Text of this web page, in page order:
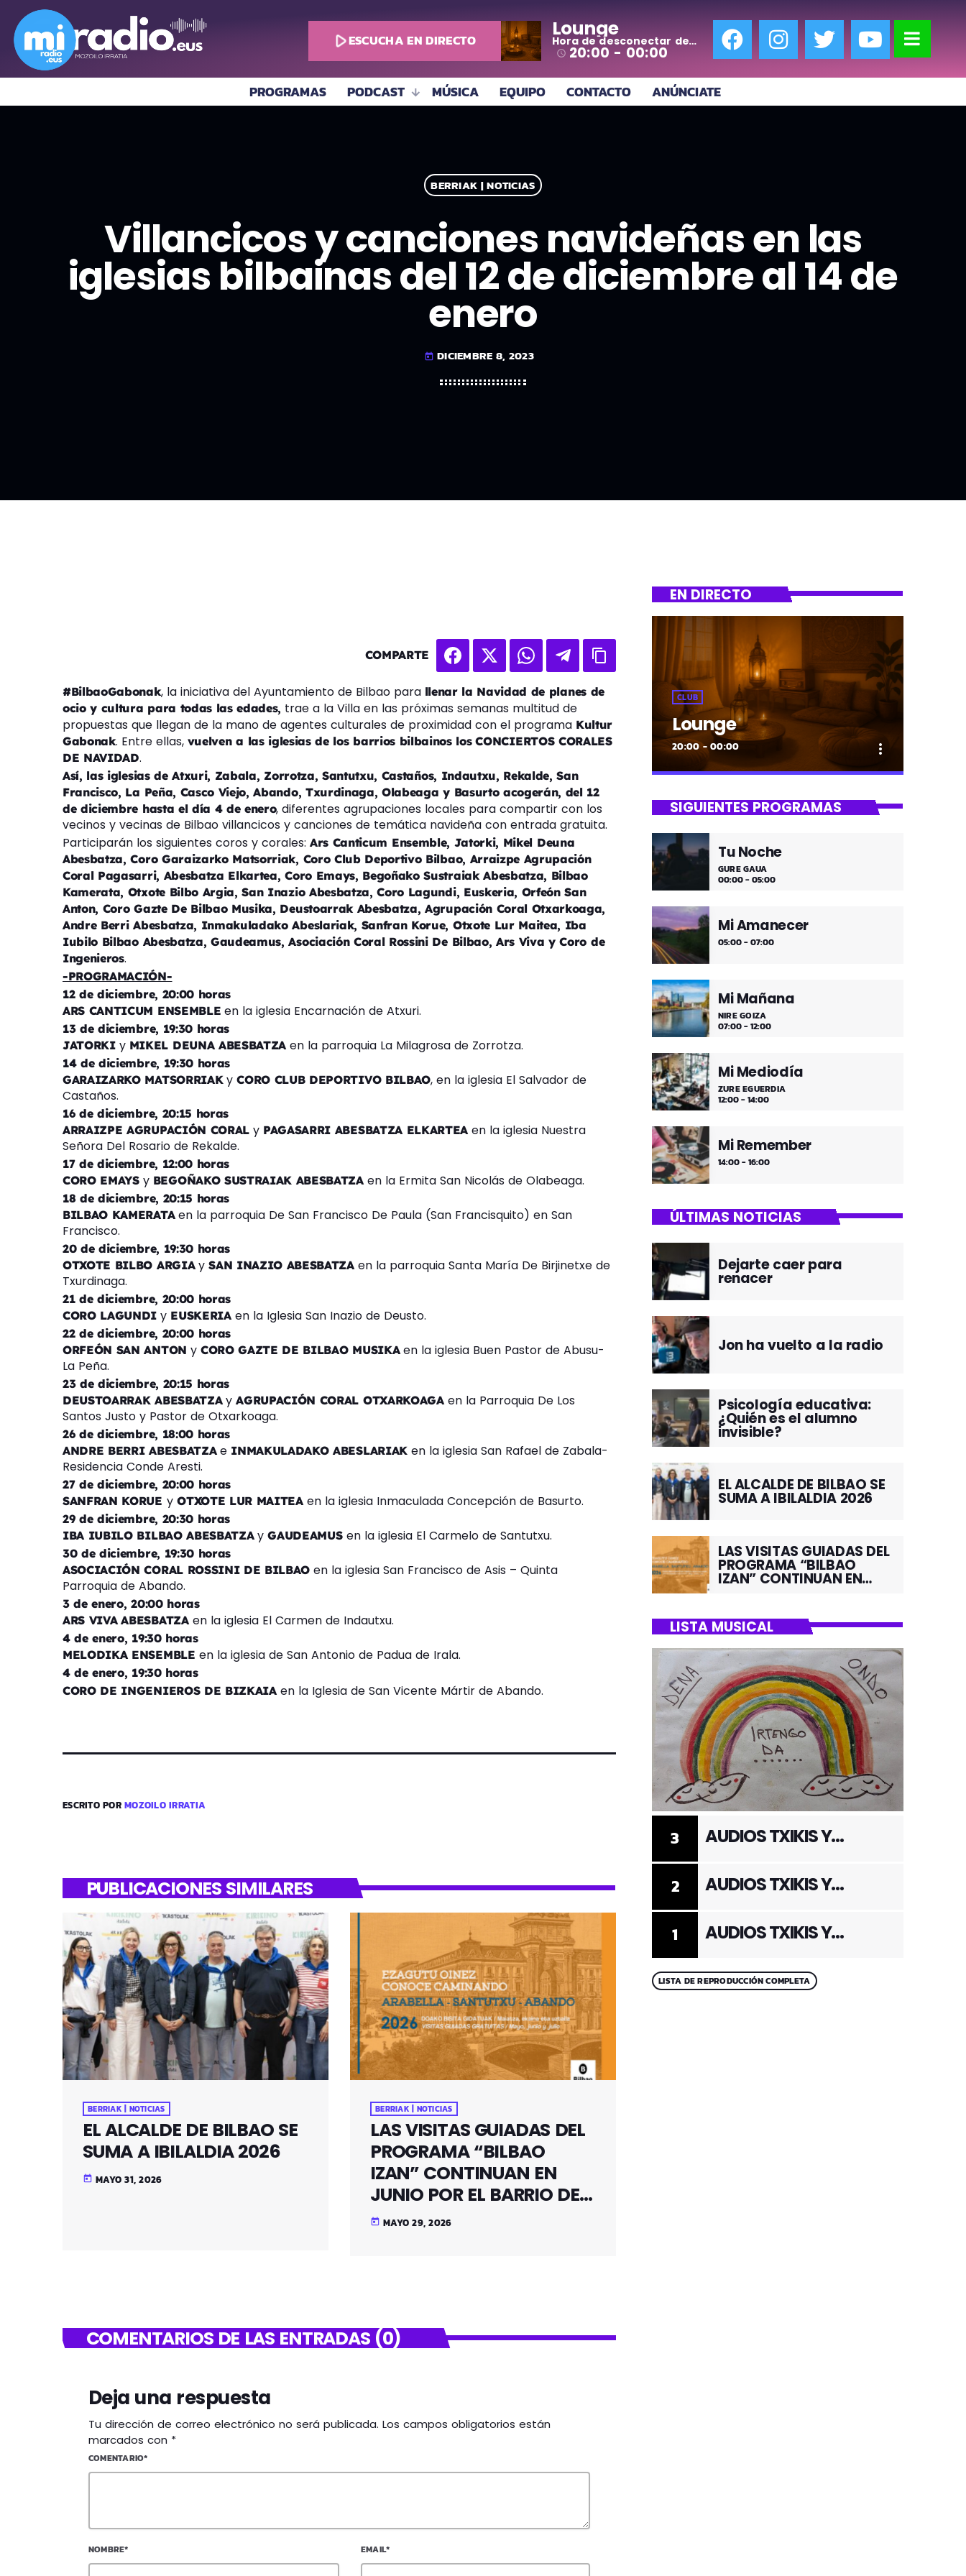
play_arrowESCUCHA EN DIRECTO Lounge
Hora de desconectar de
todo
access_time 20:00 - 00:00
PROGRAMAS PODCAST MÚSICA EQUIPO CONTACTO ANÚNCIATE
BERRIAK | NOTICIAS
Villancicos y canciones navideñas en las
iglesias bilbainas del 12 de diciembre al 14 de
enero
today DICIEMBRE 8, 2023
COMPARTE
#BilbaoGabonak, la iniciativa del Ayuntamiento de Bilbao para llenar la Navidad de planes de
ocio y cultura para todas las edades, trae a la Villa en las próximas semanas multitud de
propuestas que llegan de la mano de agentes culturales de proximidad con el programa Kultur
Gabonak. Entre ellas, vuelven a las iglesias de los barrios bilbainos los CONCIERTOS CORALES
DE NAVIDAD.
Así, las iglesias de Atxuri, Zabala, Zorrotza, Santutxu, Castaños, Indautxu, Rekalde, San
Francisco, La Peña, Casco Viejo, Abando, Txurdinaga, Olabeaga y Basurto acogerán, del 12
de diciembre hasta el día 4 de enero, diferentes agrupaciones locales para compartir con los
vecinos y vecinas de Bilbao villancicos y canciones de temática navideña con entrada gratuita.
Participarán los siguientes coros y corales: Ars Canticum Ensemble, Jatorki, Mikel Deuna
Abesbatza, Coro Garaizarko Matsorriak, Coro Club Deportivo Bilbao, Arraizpe Agrupación
Coral Pagasarri, Abesbatza Elkartea, Coro Emays, Begoñako Sustraiak Abesbatza, Bilbao
Kamerata, Otxote Bilbo Argia, San Inazio Abesbatza, Coro Lagundi, Euskeria, Orfeón San
Anton, Coro Gazte De Bilbao Musika, Deustoarrak Abesbatza, Agrupación Coral Otxarkoaga,
Andre Berri Abesbatza, Inmakuladako Abeslariak, Sanfran Korue, Otxote Lur Maitea, Iba
Iubilo Bilbao Abesbatza, Gaudeamus, Asociación Coral Rossini De Bilbao, Ars Viva y Coro de
Ingenieros.
-PROGRAMACIÓN-
12 de diciembre, 20:00 horas
ARS CANTICUM ENSEMBLE en la iglesia Encarnación de Atxuri.
13 de diciembre, 19:30 horas
JATORKIy MIKEL DEUNA ABESBATZA en la parroquia La Milagrosa de Zorrotza.
14 de diciembre, 19:30 horas
GARAIZARKO MATSORRIAKyCORO CLUB DEPORTIVO BILBAO, en la iglesia El Salvador de
Castaños.
16 de diciembre, 20:15 horas
ARRAIZPE AGRUPACIÓN CORAL y PAGASARRI ABESBATZA ELKARTEA en la iglesia Nuestra
Señora Del Rosario de Rekalde.
17 de diciembre, 12:00 horas
CORO EMAYSy BEGOÑAKO SUSTRAIAK ABESBATZAen la Ermita San Nicolás de Olabeaga.
18 de diciembre, 20:15 horas
BILBAO KAMERATAen la parroquia De San Francisco De Paula (San Francisquito) en San
Francisco.
20 de diciembre, 19:30 horas
OTXOTE BILBO ARGIAySAN INAZIO ABESBATZAen la parroquia Santa María De Birjinetxe de
Txurdinaga.
21 de diciembre, 20:00 horas
CORO LAGUNDI y EUSKERIAen la Iglesia San Inazio de Deusto.
22 de diciembre, 20:00 horas
ORFEÓN SAN ANTON y CORO GAZTE DE BILBAO MUSIKAen la iglesia Buen Pastor de Abusu-
La Peña.
23 de diciembre, 20:15 horas
DEUSTOARRAK ABESBATZAyAGRUPACIÓN CORAL OTXARKOAGAen la Parroquia De Los
Santos Justo y Pastor de Otxarkoaga.
26 de diciembre, 18:00 horas
ANDRE BERRI ABESBATZAe INMAKULADAKO ABESLARIAKen la iglesia San Rafael de Zabala-
Residencia Conde Aresti.
27 de diciembre, 20:00 horas
SANFRAN KORUE yOTXOTE LUR MAITEAen la iglesia Inmaculada Concepción de Basurto.
29 de diciembre, 20:30 horas
IBA IUBILO BILBAO ABESBATZAyGAUDEAMUSen la iglesia El Carmelo de Santutxu.
30 de diciembre, 19:30 horas
ASOCIACIÓN CORAL ROSSINI DE BILBAO en la iglesia San Francisco de Asis – Quinta
Parroquia de Abando.
3 de enero, 20:00 horas
ARS VIVA ABESBATZAen la iglesia El Carmen de Indautxu.
4 de enero, 19:30 horas
MELODIKA ENSEMBLE en la iglesia de San Antonio de Padua de Irala.
4 de enero, 19:30 horas
CORO DE INGENIEROS DE BIZKAIAen la Iglesia de San Vicente Mártir de Abando.
ESCRITO PORMOZOILO IRRATIA
PUBLICACIONES SIMILARES
BERRIAK | NOTICIAS
EL ALCALDE DE BILBAO SE
SUMA A IBILALDIA 2026
today MAYO 31, 2026
BERRIAK | NOTICIAS
LAS VISITAS GUIADAS DEL
PROGRAMA “BILBAO
IZAN” CONTINUAN EN
JUNIO POR EL BARRIO DE
SANTUTXU
today MAYO 29, 2026
COMENTARIOS DE LAS ENTRADAS (0)
Deja una respuesta
Tu dirección de correo electrónico no será publicada. Los campos obligatorios están
marcados con *
COMENTARIO*
NOMBRE* EMAIL*
EN DIRECTO
CLUB
Lounge
20:00 - 00:00 more_vert
Lounge
Es hora de ir desconectando, y qué
mejor que hacerlo con sonidos que nos
transportan, tal vez, a islas paradisíacas.
SIGUIENTES PROGRAMAS
Tu Noche
GURE GAUA
00:00 - 05:00
Mi Amanecer
05:00 - 07:00
Mi Mañana
NIRE GOIZA
07:00 - 12:00
Mi Mediodía
ZURE EGUERDIA
12:00 - 14:00
Mi Remember
14:00 - 16:00
ÚLTIMAS NOTICIAS
Dejarte caer para
renacer
Jon ha vuelto a la radio
Psicología educativa:
¿Quién es el alumno
invisible?
EL ALCALDE DE BILBAO SE
SUMA A IBILALDIA 2026
LAS VISITAS GUIADAS DEL
PROGRAMA “BILBAO
IZAN” CONTINUAN EN
LISTA MUSICAL
1 AUDIOS TXIKIS Y
2 AUDIOS TXIKIS Y
3 AUDIOS TXIKIS Y
LISTA DE REPRODUCCIÓN COMPLETA